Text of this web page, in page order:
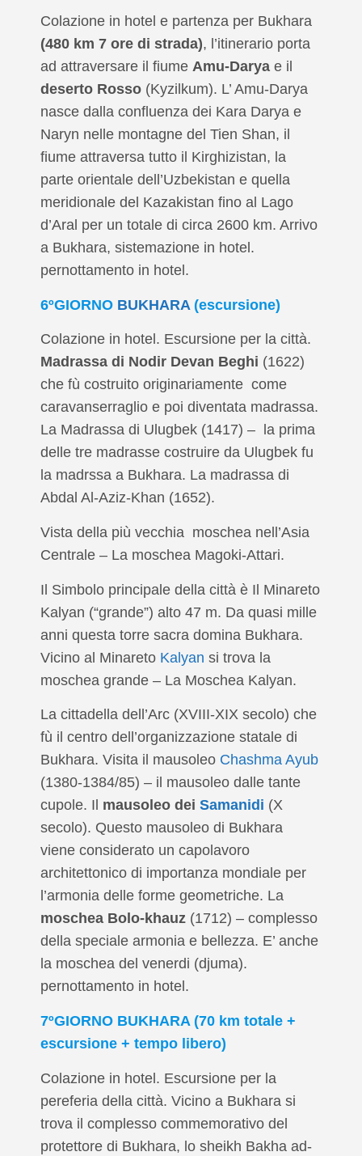
Colazione in hotel e partenza per Bukhara
(480 km 7 ore di strada), l’itinerario porta
ad attraversare il fiumeAmu-Darya e il
deserto Rosso (Kyzilkum). L’ Amu-Darya
nasce dalla confluenza dei Kara Darya e
Naryn nelle montagne del Tien Shan, il
fiume attraversa tutto il Kirghizistan, la
parte orientale dell’Uzbekistan e quella
meridionale del Kazakistan fino al Lago
d’Aral per un totale di circa 2600 km. Arrivo
a Bukhara, sistemazione in hotel.
pernottamento in hotel.
6ºGIORNO BUKHARA (escursione)
Colazione in hotel. Escursione per la città.
Madrassa di Nodir Devan Beghi (1622)
che fù costruito originariamente come
caravanserraglio e poi diventata madrassa.
La Madrassa di Ulugbek (1417) – la prima
delle tre madrasse costruire da Ulugbek fu
la madrssa a Bukhara. La madrassa di
Abdal Al-Aziz-Khan (1652).
Vista della più vecchia moschea nell’Asia
Centrale – La moschea Magoki-Attari.
Il Simbolo principale della città è Il Minareto
Kalyan (“grande”) alto 47 m. Da quasi mille
anni questa torre sacra domina Bukhara.
Vicino al Minareto Kalyan si trova la
moschea grande – La Moschea Kalyan.
La cittadella dell’Arc (XVIII-XIX secolo) che
fù il centro dell’organizzazione statale di
Bukhara. Visita il mausoleo Chashma Ayub
(1380-1384/85) – il mausoleo dalle tante
cupole. Il mausoleo deiSamanidi (X
secolo). Questo mausoleo di Bukhara
viene considerato un capolavoro
architettonico di importanza mondiale per
l’armonia delle forme geometriche. La
moschea Bolo-khauz (1712) – complesso
della speciale armonia e bellezza. E’ anche
la moschea del venerdi (djuma).
pernottamento in hotel.
7ºGIORNO BUKHARA (70 km totale +
escursione + tempo libero)
Colazione in hotel. Escursione per la
pereferia della città. Vicino a Bukhara si
trova il complesso commemorativo del
protettore di Bukhara, lo sheikh Bakha ad-